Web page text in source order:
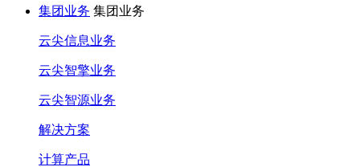
集团业务 集团业务
云尖信息业务
云尖智擎业务
云尖智源业务
解决方案
计算产品